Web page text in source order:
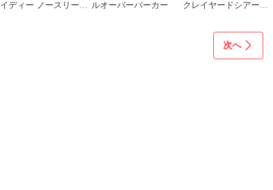
イディー ノースリーブ ルオーバーパーカー
クレイヤードシアース
次へ